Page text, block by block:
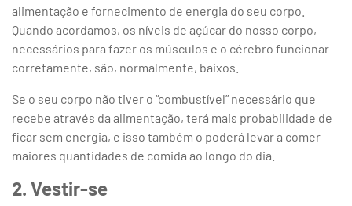
alimentação e fornecimento de energia do seu corpo.
Quando acordamos, os níveis de açúcar do nosso corpo,
necessários para fazer os músculos e o cérebro funcionar
corretamente, são, normalmente, baixos.
Se o seu corpo não tiver o “combustível” necessário que
recebe através da alimentação, terá mais probabilidade de
ficar sem energia, e isso também o poderá levar a comer
maiores quantidades de comida ao longo do dia.
2. Vestir-se